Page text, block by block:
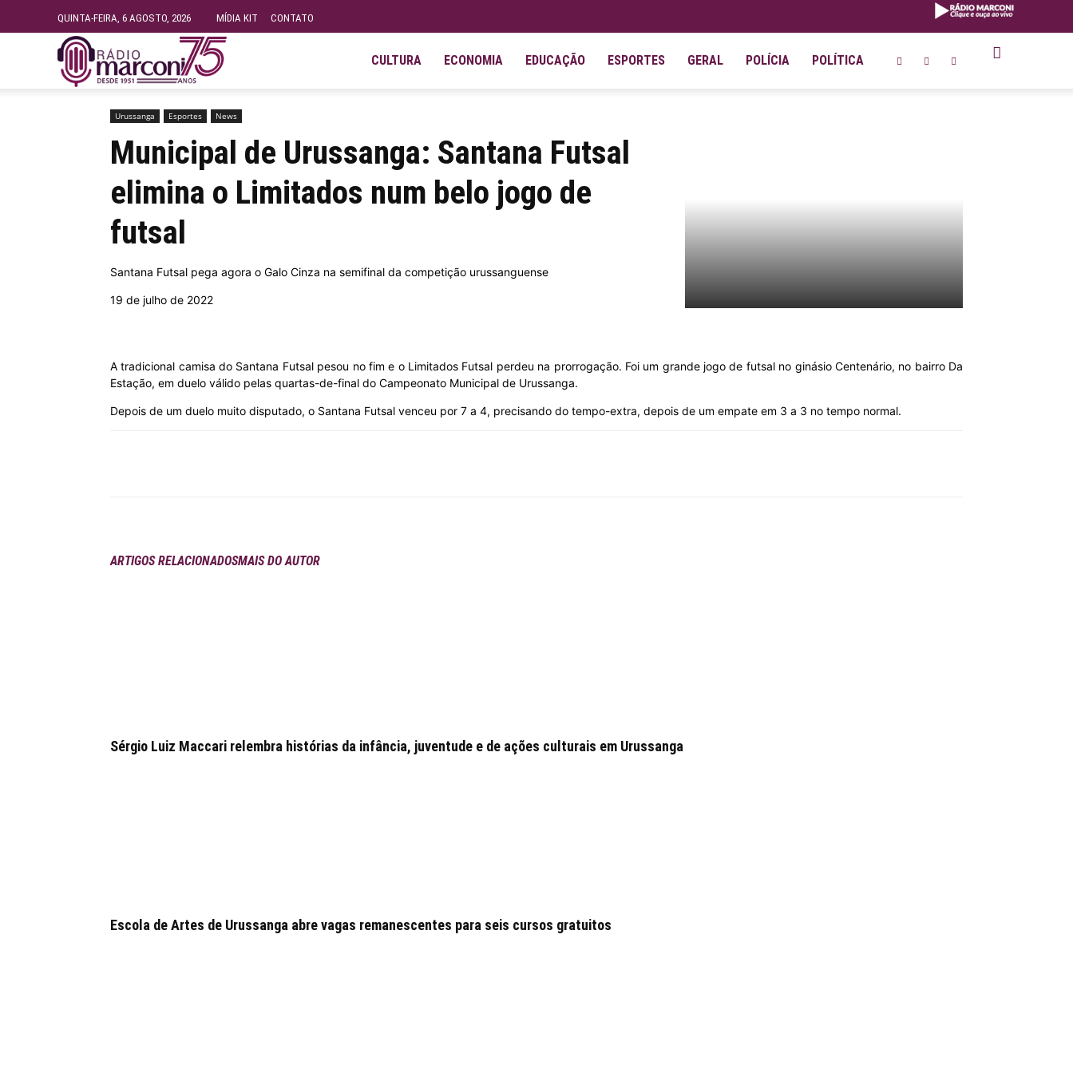
QUINTA-FEIRA, 6 AGOSTO, 2026 MÍDIA KIT CONTATO
Fundação
FM
MHZ
CULTURA ECONOMIA EDUCAÇÃO ESPORTES GERAL POLÍCIA POLÍTICA
Início Urussanga Municipal de Urussanga: Santana Futsal elimina o Limitados num belo jogo de...
Urussanga Esportes News
Municipal de Urussanga: Santana Futsal
elimina o Limitados num belo jogo de
futsal
Santana Futsal pega agora o Galo Cinza na semifinal da competição urussanguense
19 de julho de 2022
A tradicional camisa do Santana Futsal pesou no fim e o Limitados Futsal perdeu na prorrogação. Foi um grande jogo de futsal no ginásio Centenário, no bairro Da
Estação, em duelo válido pelas quartas-de-final do Campeonato Municipal de Urussanga.
Depois de um duelo muito disputado, o Santana Futsal venceu por 7 a 4, precisando do tempo-extra, depois de um empate em 3 a 3 no tempo normal.
ARTIGOS RELACIONADOSMAIS DO AUTOR
Sérgio Luiz Maccari relembra histórias da infância, juventude e de ações culturais em Urussanga
Escola de Artes de Urussanga abre vagas remanescentes para seis cursos gratuitos